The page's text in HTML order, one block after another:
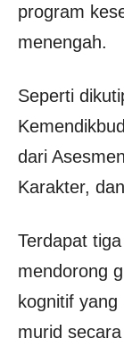
program
menengah.
Seperti
dari
Karakter,
Terdapat
mendorong
kognitif
murid